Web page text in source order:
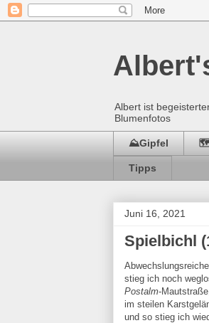
Albert ist
Blumenfotos
⛰️Gipfel 🗺️
Tipps
Juni 16, 2021
Spielbichl
stieg ich noch
Postalm-
im steilen
und so stieg ich